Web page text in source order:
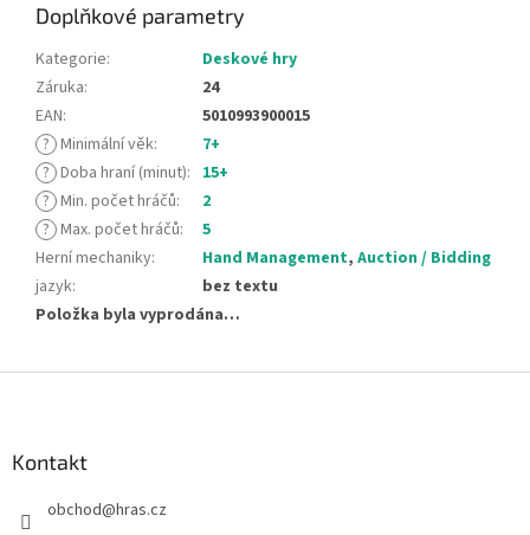
Doplňkové parametry
Kategorie:
Deskové hry
Záruka:
24
EAN:
5010993900015
? Minimální věk:
7+
? Doba hraní (minut): 15+
? Min. počet hráčů:
2
? Max. počet hráčů:
5
Herní mechaniky: Hand Management, Auction / Bidding
jazyk:
bez textu
Položka byla vyprodána…
Kontakt
obchod@hras.cz